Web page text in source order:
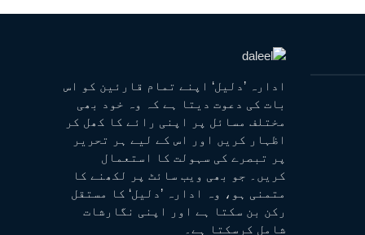
ادارہ ’دلیل‘ اپنے تمام قارئین کو اس
بات کی دعوت دیتا ہے کہ وہ خود بھی
مختلف مسائل پر اپنی رائے کا کھل کر
اظہار کریں اور اس کے لیے ہر تحریر
پر تبصرے کی سہولت کا استعمال
کریں۔ جو بھی ویب سائٹ پر لکھنے کا
متمنی ہو، وہ ادارہ ’دلیل‘ کا مستقل
رکن بن سکتا ہے اور اپنی نگارشات
شامل کرسکتا ہے۔